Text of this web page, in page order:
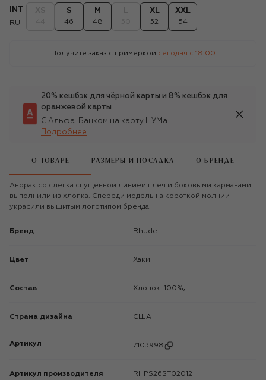
INT
RU
S
46
M
48
XL
52
XXL
54
Получите заказ с примеркой сегодня c 18:00
20% кешбэк для чёрной карты и 8% кешбэк для
оранжевой карты
С Альфа-Банком на карту ЦУМа
Подробнее
О ТОВАРЕ РАЗМЕРЫ И ПОСАДКА О БРЕНДЕ
Анорак со слегка спущенной линией плеч и боковыми карманами
выполнили из хлопка. Спереди модель на короткой молнии
украсили вышитым логотипом бренда.
Бренд Rhude
Цвет Хаки
Состав Хлопок: 100%;
Страна дизайна США
Артикул 7103998
Артикул производителя RHPS26ST02012